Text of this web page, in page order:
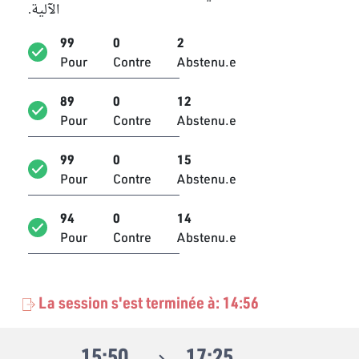
Indépendant
Moussa Ben Ahmed
Mustapha Gharbi
Nabil Hajji
Bloc Démocrate
Naima Mansouri
Bloc Qalb Tounes
Bloc Démocrate
Bloc PDL
الآلية.
99
Pour
0
Contre
2
Abstenu.e
89
Pour
0
Contre
12
Abstenu.e
99
Pour
0
Contre
15
Abstenu.e
94
Pour
0
Contre
14
Abstenu.e
La session s'est terminée à: 14:56